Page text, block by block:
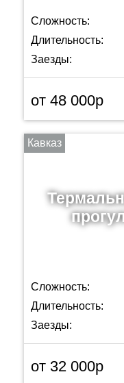
Сложность:
Длительность:
Заезды:
от 48 000p
Кавказ
Сложность:
Длительность:
Заезды:
от 32 000p